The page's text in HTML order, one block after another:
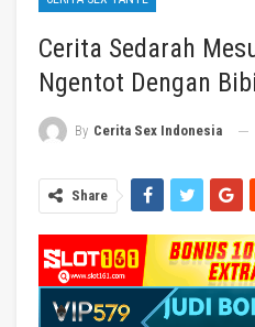
Cerita Sedarah
Ngentot Dengan
By Cerita Sex Indonesia
Share